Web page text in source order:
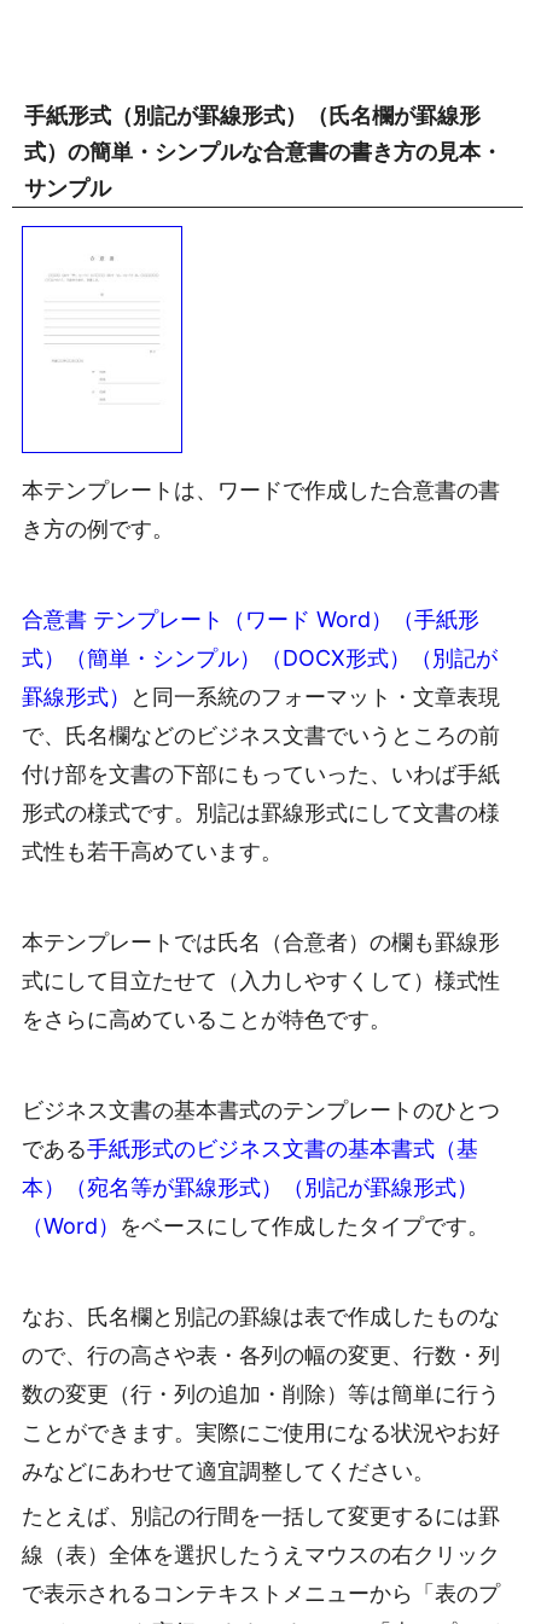
手紙形式（別記が罫線形式）（氏名欄が罫線形
式）の簡単・シンプルな合意書の書き方の見本・
サンプル
本テンプレートは、ワードで作成した合意書の書
き方の例です。
合意書 テンプレート（ワード Word）（手紙形
式）（簡単・シンプル）（DOCX形式）（別記が
罫線形式）
と同一系統のフォーマット・文章表現
で、氏名欄などのビジネス文書でいうところの前
付け部を文書の下部にもっていった、いわば手紙
形式の様式です。別記は罫線形式にして文書の様
式性も若干高めています。
本テンプレートでは氏名（合意者）の欄も罫線形
式にして目立たせて（入力しやすくして）様式性
をさらに高めていることが特色です。
ビジネス文書の基本書式のテンプレートのひとつ
である手紙形式のビジネス文書の基本書式（基
本）（宛名等が罫線形式）（別記が罫線形式）
（Word） をベースにして作成したタイプです。
なお、氏名欄と別記の罫線は表で作成したものな
ので、行の高さや表・各列の幅の変更、行数・列
数の変更（行・列の追加・削除）等は簡単に行う
ことができます。実際にご使用になる状況やお好
みなどにあわせて適宜調整してください。
たとえば、別記の行間を一括して変更するには罫
線（表）全体を選択したうえマウスの右クリック
で表示されるコンテキストメニューから「表のプ